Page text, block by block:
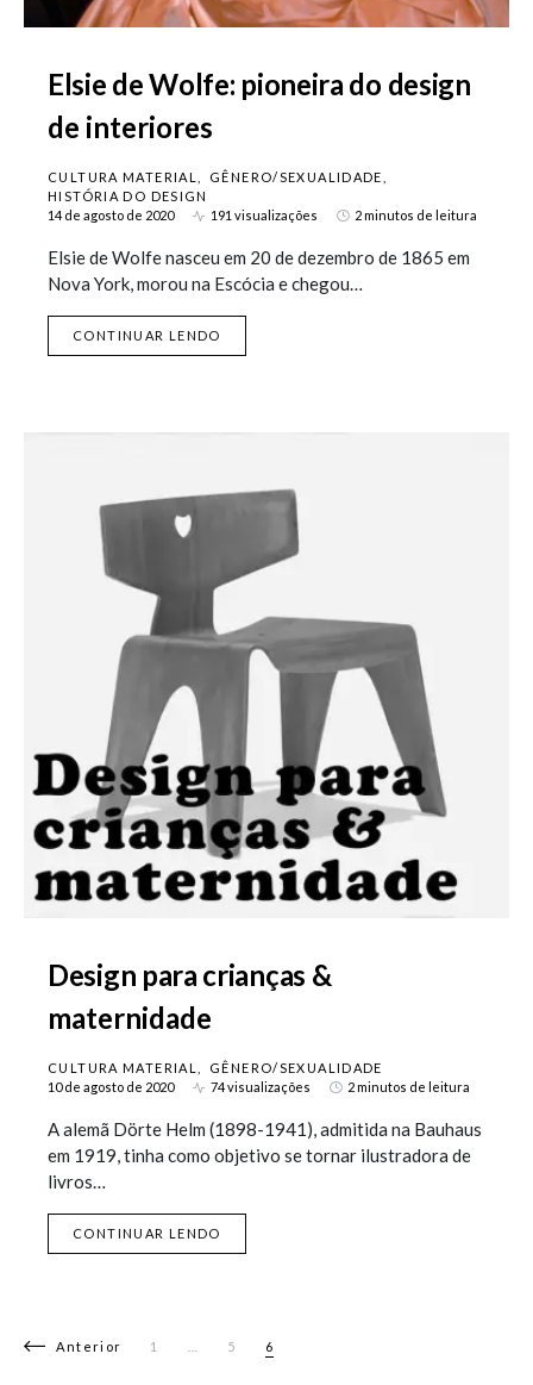
Elsie de Wolfe: pioneira do design
de interiores
CULTURA MATERIAL
GÊNERO/SEXUALIDADE
HISTÓRIA DO DESIGN
14 de agosto de 2020
191 visualizações 2 minutos de leitura
Elsie de Wolfe nasceu em 20 de dezembro de 1865 em
Nova York, morou na Escócia e chegou…
CONTINUAR LENDO
Design para crianças &
maternidade
CULTURA MATERIAL
GÊNERO/SEXUALIDADE
10 de agosto de 2020
74 visualizações 2 minutos de leitura
A alemã Dörte Helm (1898-1941), admitida na Bauhaus
em 1919, tinha como objetivo se tornar ilustradora de
livros…
CONTINUAR LENDO
Navegação por posts
Anterior 1 5 6